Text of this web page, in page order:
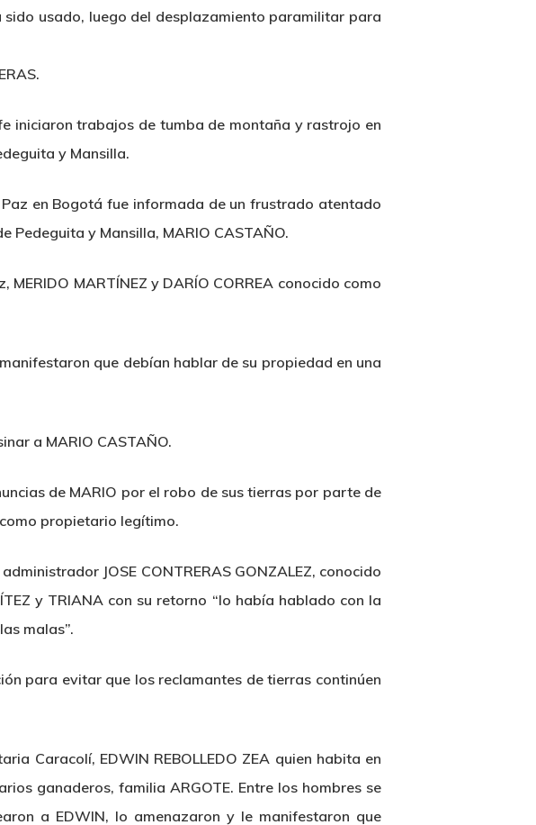
usado, luego del desplazamiento paramilitar para
iniciaron trabajos de tumba de montaña y rastrojo en
y Mansilla.
en Bogotá fue informada de un frustrado atentado
y Mansilla, MARIO CASTAÑO.
MARTÍNEZ y DARÍO CORREA conocido como
que debían hablar de su propiedad en una
a MARIO CASTAÑO.
de MARIO por el robo de sus tierras por parte de
propietario legítimo.
JOSE CONTRERAS GONZALEZ, conocido
y TRIANA con su retorno “lo había hablado con la
malas”.
para evitar que los reclamantes de tierras continúen
Caracolí, EDWIN REBOLLEDO ZEA quien habita en
ganaderos, familia ARGOTE. Entre los hombres se
a EDWIN, lo amenazaron y le manifestaron que